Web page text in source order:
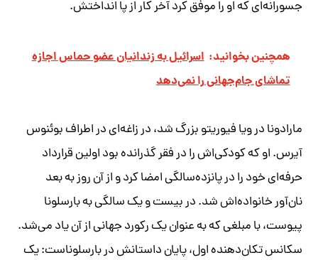
جسورانه‌ای که او را موفق کرد آخر کار از پا انداختش.
همچنین بخوانید: اسرائیل به زندانیان عضو حماس اجازه
تماشای جام‌جهانی را نمی‌دهد
مارادونا در ویا فیوریتو بزرگ شد، در زاغه‌ای در اطراف بوئنوس
آیرس. او که کودکی‌اش را در فقر گذرانده بود اولین قرارداد
حرفه‌ای خود را در پانزده‌سالگی امضا کرد و از آن روز به بعد
نان‌آور خانواده‌اش شد. در بیست و یک سالگی به بارسلونا
پیوست، با مبلغی که به عنوان یک رکورد جهانی از آن یاد می‌شد.
سکانس تکان‌دهنده اول، پایان داستانش در بارسلوناست: یک